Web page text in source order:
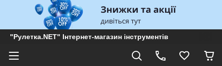
"Рулетка.NET" Інтернет-магазин інструментів